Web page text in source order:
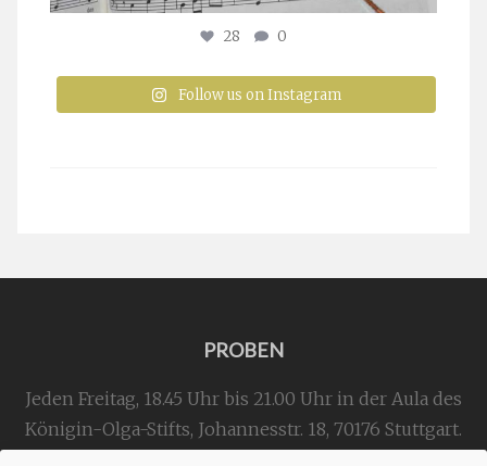
28 0
Follow us on Instagram
PROBEN
Jeden Freitag, 18.45 Uhr bis 21.00 Uhr in der Aula des
Königin-Olga-Stifts, Johannesstr. 18, 70176 Stuttgart.